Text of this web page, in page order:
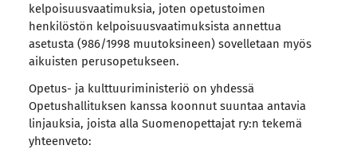
kelpoisuusvaatimuksia, joten opetustoimen
henkilöstön kelpoisuusvaatimuksista annettua
asetusta (986/1998 muutoksineen) sovelletaan myös
aikuisten perusopetukseen.
Opetus- ja kulttuuriministeriö on yhdessä
Opetushallituksen kanssa koonnut suuntaa antavia
linjauksia, joista alla Suomenopettajat ry:n tekemä
yhteenveto: